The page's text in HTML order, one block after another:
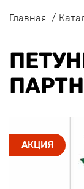
Главная
АКЦИЯ